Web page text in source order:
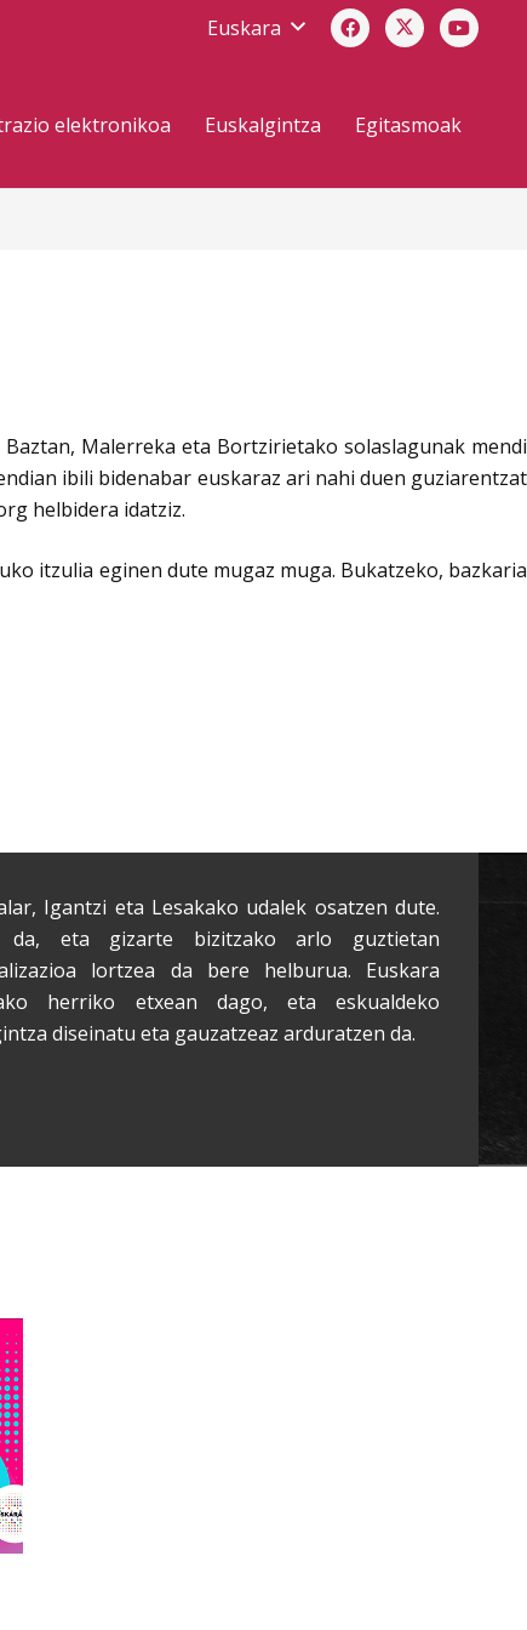
Euskara
elektronikoa Euskalgintza Egitasmoak
Malerreka eta Bortzirietako solaslagunak mendi
ibili bidenabar euskaraz ari nahi duen guziarentzat
helbidera idatziz.
itzulia eginen dute mugaz muga. Bukatzeko, bazkaria
Igantzi eta Lesakako udalek osatzen dute.
da, eta gizarte bizitzako arlo guztietan
lortzea da bere helburua. Euskara
herriko etxean dago, eta eskualdeko
diseinatu eta gauzatzeaz arduratzen da.